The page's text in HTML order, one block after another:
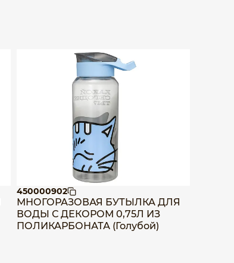
450000902
МНОГОРАЗОВАЯ БУТЫЛКА ДЛЯ
ВОДЫ С ДЕКОРОМ 0,75Л ИЗ
ПОЛИКАРБОНАТА (Голубой)